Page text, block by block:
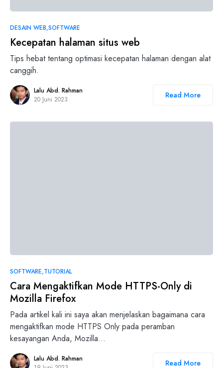
DESAIN WEB SOFTWARE
Kecepatan halaman situs web
Tips hebat tentang optimasi kecepatan halaman dengan alat
canggih.
Lalu Abd. Rahman
20 Juni 2023
Read More
SOFTWARE TUTORIAL
Cara Mengaktifkan Mode HTTPS-Only di
Mozilla Firefox
Pada artikel kali ini saya akan menjelaskan bagaimana cara
mengaktifkan mode HTTPS Only pada peramban
kesayangan Anda, Mozilla…
Lalu Abd. Rahman
Read More